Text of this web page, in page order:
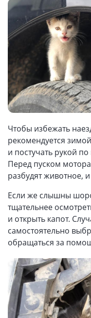
Чтобы избежать
рекомендуется
и постучать рукой
Перед пуском
разбудят животное,
Если же слышны
тщательнее
и открыть капот.
самостоятельно
обращаться за